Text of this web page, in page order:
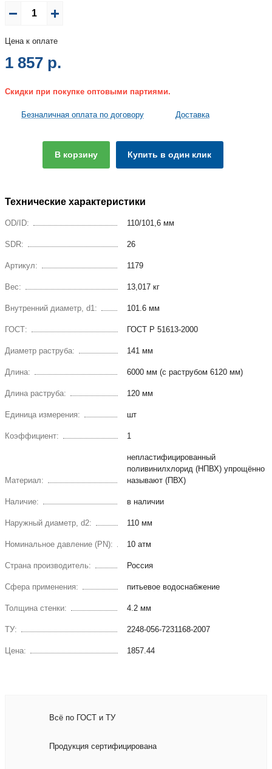
Цена к оплате
1 857 р.
Скидки при покупке оптовыми партиями.
Безналичная оплата по договору Доставка
В корзину Купить в один клик
Технические характеристики
OD/ID: 110/101,6 мм
SDR: 26
Артикул: 1179
Вес: 13,017 кг
Внутренний диаметр, d1: 101.6 мм
ГОСТ: ГОСТ Р 51613-2000
Диаметр раструба: 141 мм
Длина: 6000 мм (с раструбом 6120 мм)
Длина раструба: 120 мм
Единица измерения: шт
Коэффициент: 1
Материал:
непластифицированный
поливинилхлорид (НПВХ) упрощённо
называют (ПВХ)
Наличие: в наличии
Наружный диаметр, d2: 110 мм
Номинальное давление (PN): 10 атм
Страна производитель: Россия
Сфера применения: питьевое водоснабжение
Толщина стенки: 4.2 мм
ТУ: 2248-056-7231168-2007
Цена: 1857.44
Всё по ГОСТ и ТУ
Продукция сертифицирована